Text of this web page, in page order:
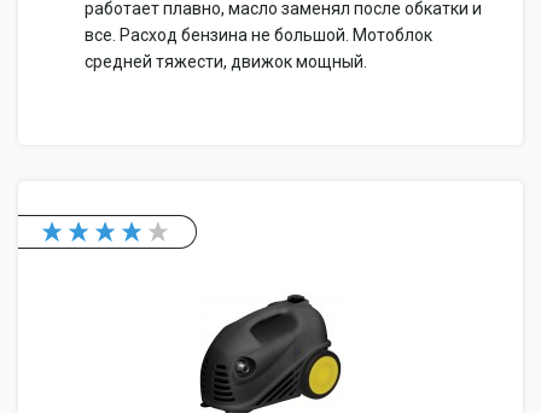
работает плавно, масло заменял после обкатки и
все. Расход бензина не большой. Мотоблок
средней тяжести, движок мощный.